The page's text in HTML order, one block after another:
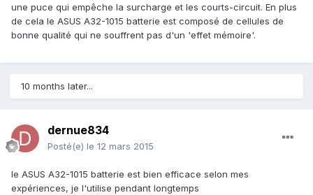
une puce qui empêche la surcharge et les courts-circuit. En plus
de cela le ASUS A32-1015 batterie est composé de cellules de
bonne qualité qui ne souffrent pas d'un 'effet mémoire'.
10 months later...
dernue834
Posté(e) le 12 mars 2015
le ASUS A32-1015 batterie est bien efficace selon mes
expériences, je l'utilise pendant longtemps